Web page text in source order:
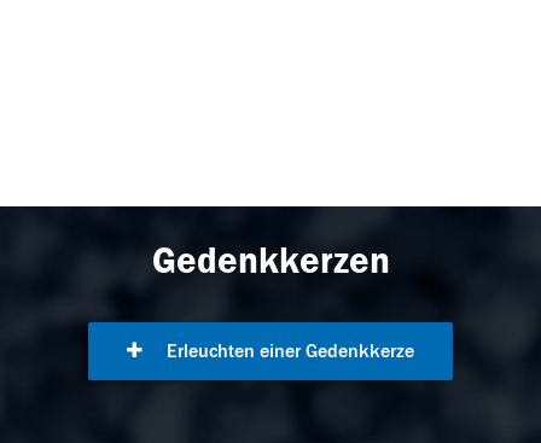
Gedenkkerzen
Erleuchten einer Gedenkkerze